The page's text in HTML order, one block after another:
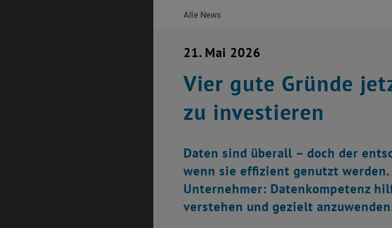
Alle News
21. Mai 2026
Vier gute Gründe
zu investieren
Daten sind überall – doch der
wenn sie effizient genutzt
Unternehmer: Datenkompetenz
verstehen und gezielt